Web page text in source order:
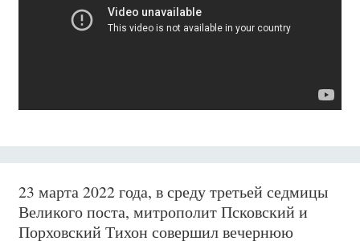
23 марта 2022 года, в среду третьей седмицы
Великого поста, митрополит Псковский и
Порховский Тихон совершил вечернюю